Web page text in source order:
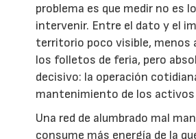
problema es que medir no es
intervenir. Entre el dato y el
territorio poco visible, menos
los folletos de feria, pero
decisivo: la operación
mantenimiento de los activos
Una red de alumbrado mal
consume más energía de la